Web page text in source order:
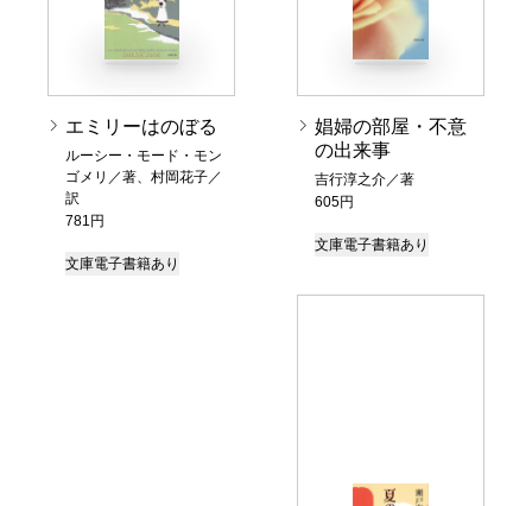
エミリーはのぼる
ルーシー・モード・モン
ゴメリ／著、村岡花子／
訳
781円
文庫電子書籍あり
娼婦の部屋・不意
の出来事
吉行淳之介／著
605円
文庫電子書籍あり